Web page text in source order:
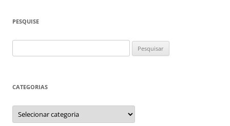
PESQUISE
por:
CATEGORIAS
Categorias